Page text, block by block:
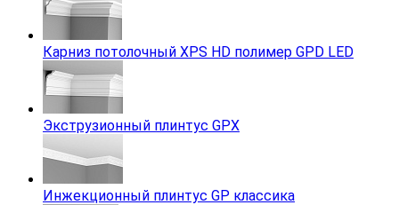
Карниз потолочный XPS HD полимер GPD LED
Экструзионный плинтус GPX
Инжекционный плинтус GP классика